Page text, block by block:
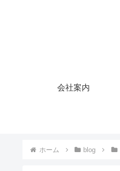
会社案内
ホーム blog